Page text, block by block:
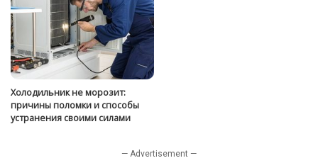
Холодильник не морозит:
причины поломки и способы
устранения своими силами
— Advertisement —